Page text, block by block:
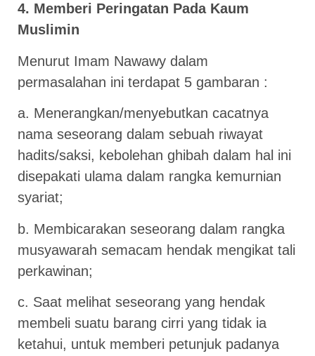
4. Memberi Peringatan Pada Kaum
Muslimin
Menurut Imam Nawawy dalam
permasalahan ini terdapat 5 gambaran :
a. Menerangkan/menyebutkan cacatnya
nama seseorang dalam sebuah riwayat
hadits/saksi, kebolehan ghibah dalam hal ini
disepakati ulama dalam rangka kemurnian
syariat;
b. Membicarakan seseorang dalam rangka
musyawarah semacam hendak mengikat tali
perkawinan;
c. Saat melihat seseorang yang hendak
membeli suatu barang cirri yang tidak ia
ketahui, untuk memberi petunjuk padanya